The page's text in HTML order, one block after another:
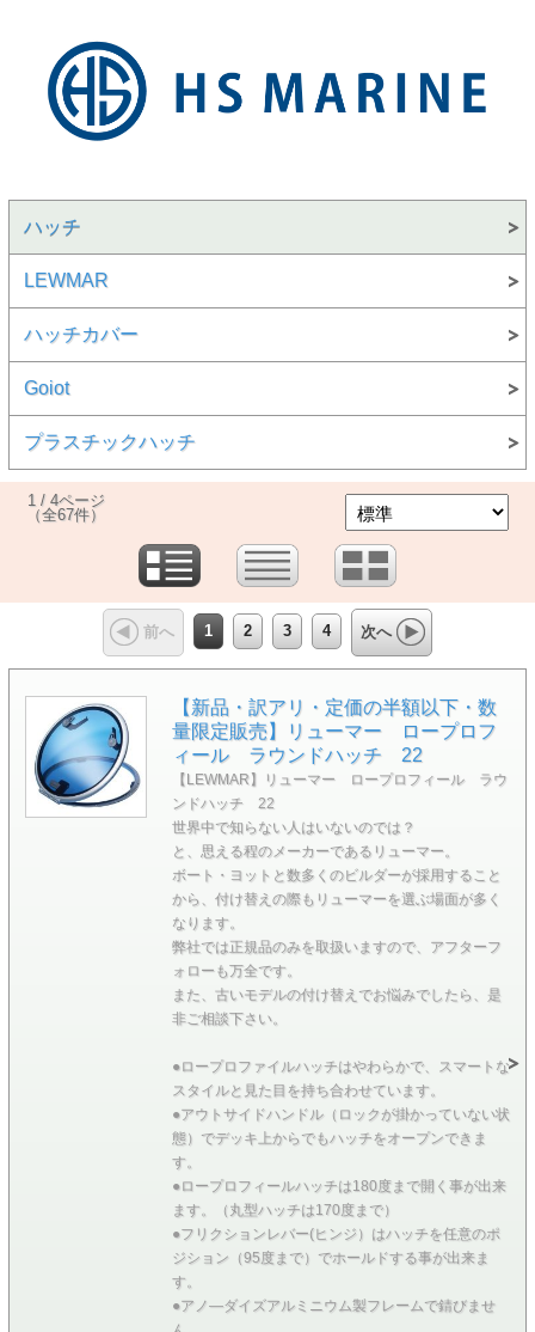
ハッチ
LEWMAR
ハッチカバー
Goiot
プラスチックハッチ
1 / 4ページ
（全67件）
前へ 1 2 3 4 次へ
【新品・訳アリ・定価の半額以下・数
量限定販売】リューマー ロープロフ
ィール ラウンドハッチ 22
【LEWMAR】リューマー ロープロフィール ラウ
ンドハッチ 22
世界中で知らない人はいないのでは？
と、思える程のメーカーであるリューマー。
ボート・ヨットと数多くのビルダーが採用すること
から、付け替えの際もリューマーを選ぶ場面が多く
なります。
弊社では正規品のみを取扱いますので、アフターフ
ォローも万全です。
また、古いモデルの付け替えでお悩みでしたら、是
非ご相談下さい。
●ロープロファイルハッチはやわらかで、スマートな
スタイルと見た目を持ち合わせています。
●アウトサイドハンドル（ロックが掛かっていない状
態）でデッキ上からでもハッチをオープンできま
す。
●ロープロフィールハッチは180度まで開く事が出来
ます。（丸型ハッチは170度まで）
●フリクションレバー(ヒンジ）はハッチを任意のポ
ジション（95度まで）でホールドする事が出来ま
す。
●アノ―ダイズアルミニウム製フレームで錆びませ